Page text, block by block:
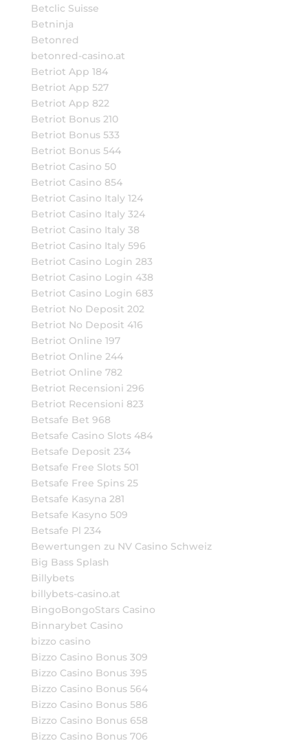
Betclic Suisse
Betninja
Betonred
betonred-casino.at
Betriot App 184
Betriot App 527
Betriot App 822
Betriot Bonus 210
Betriot Bonus 533
Betriot Bonus 544
Betriot Casino 50
Betriot Casino 854
Betriot Casino Italy 124
Betriot Casino Italy 324
Betriot Casino Italy 38
Betriot Casino Italy 596
Betriot Casino Login 283
Betriot Casino Login 438
Betriot Casino Login 683
Betriot No Deposit 202
Betriot No Deposit 416
Betriot Online 197
Betriot Online 244
Betriot Online 782
Betriot Recensioni 296
Betriot Recensioni 823
Betsafe Bet 968
Betsafe Casino Slots 484
Betsafe Deposit 234
Betsafe Free Slots 501
Betsafe Free Spins 25
Betsafe Kasyna 281
Betsafe Kasyno 509
Betsafe Pl 234
Bewertungen zu NV Casino Schweiz
Big Bass Splash
Billybets
billybets-casino.at
BingoBongoStars Casino
Binnarybet Casino
bizzo casino
Bizzo Casino Bonus 309
Bizzo Casino Bonus 395
Bizzo Casino Bonus 564
Bizzo Casino Bonus 586
Bizzo Casino Bonus 658
Bizzo Casino Bonus 706